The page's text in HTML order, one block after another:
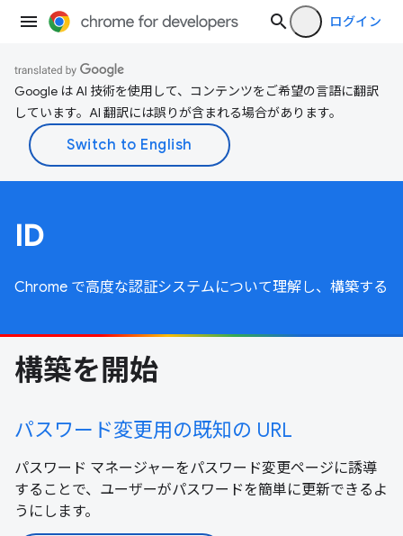
ログイン
Google は AI 技術を使用して、コンテンツをご希望の言語に翻訳
しています。AI 翻訳には誤りが含まれる場合があります。
ID
Chrome で高度な認証システムについて理解し、構築する
構築を開始
パスワード変更用の既知の URL
パスワード マネージャーをパスワード変更ページに誘導
することで、ユーザーがパスワードを簡単に更新できるよ
うにします。